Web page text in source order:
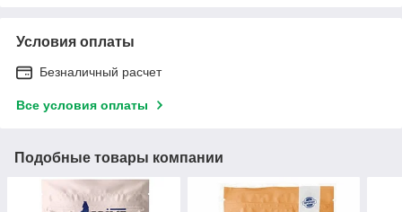
Условия оплаты
Безналичный расчет
Все условия оплаты
Подобные товары компании